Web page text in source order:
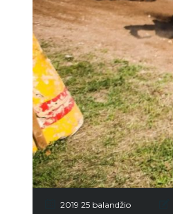
2019 25 balandžio